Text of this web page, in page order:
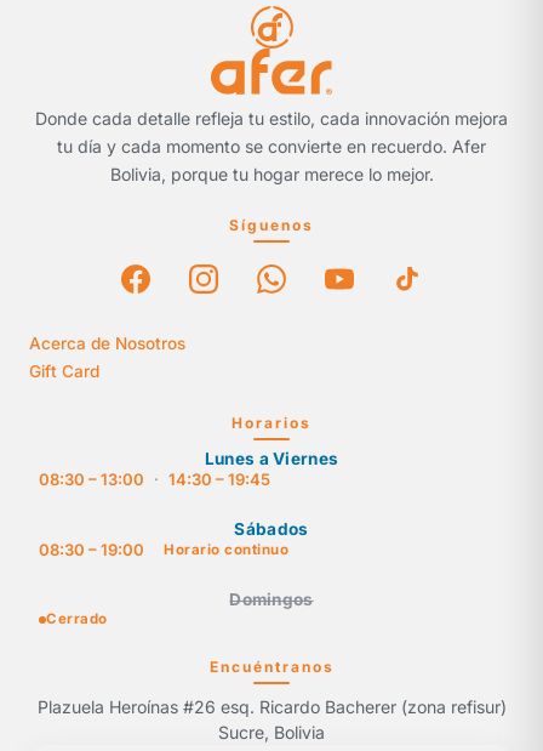
Donde cada detalle refleja tu estilo, cada innovación mejora
tu día y cada momento se convierte en recuerdo. Afer
Bolivia, porque tu hogar merece lo mejor.
Síguenos
Acerca de Nosotros
Gift Card
Horarios
Lunes a Viernes
08:30 – 13:00
· 14:30 – 19:45
Sábados
08:30 – 19:00
Horario continuo
Domingos
Cerrado
Encuéntranos
Plazuela Heroínas #26 esq. Ricardo Bacherer (zona refisur)
Sucre, Bolivia